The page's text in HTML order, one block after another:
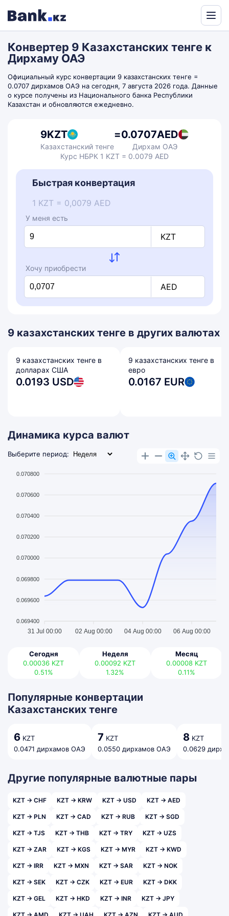
by
Translate
Конвертер 9 Казахстанских тенге к
Дирхаму ОАЭ
Официальный курс конвертации 9 казахстанских тенге =
0.0707 дирхамов ОАЭ на сегодня, 7 августа 2026 года. Данные
о курсе получены из Национального банка Республики
Казахстан и обновляются ежедневно.
9KZT
Казахстанский тенге
=0.0707AED
Дирхам ОАЭ
Курс НБРК 1 KZT = 0.0079 AED
Быстрая конвертация
1 KZT = 0,0079 AED
У меня есть
KZT
Хочу приобрести
AED
9 казахстанских тенге в других валютах
9 казахстанских тенге в
долларах США
0.0193 USD
9 казахстанских тенге в
евро
0.0167 EUR
Динамика курса валют
Выберите период:
0.070800
0.070600
0.070400
0.070200
0.070000
0.069800
0.069600
0.069400
31 Jul 00:00 02 Aug 00:00 04 Aug 00:00 06 Aug 00:00
Сегодня
0.00036 KZT
0.51%
Неделя
0.00092 KZT
1.32%
Месяц
0.00008 KZT
0.11%
Популярные конвертации
Казахстанских тенге
6 KZT
0.0471 дирхамов ОАЭ
7 KZT
0.0550 дирхамов ОАЭ
8 KZT
0.0629
Другие популярные валютные пары
KZT → CHF KZT → KRW KZT → USD KZT → AED
KZT → PLN KZT → CAD KZT → RUB KZT → SGD
KZT → TJS KZT → THB KZT → TRY KZT → UZS
KZT → ZAR KZT → KGS KZT → MYR KZT → KWD
KZT → IRR KZT → MXN KZT → SAR KZT → NOK
KZT → SEK KZT → CZK KZT → EUR KZT → DKK
KZT → GEL KZT → HKD KZT → INR KZT → JPY